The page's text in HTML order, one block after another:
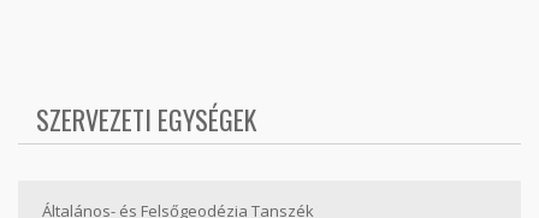
SZERVEZETI EGYSÉGEK
Általános- és Felsőgeodézia Tanszék